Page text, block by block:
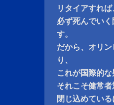
リタイアすれ
必ず死んでい
す。
だから、オリ
り、
これが国際的
それこそ健常
閉じ込めてい